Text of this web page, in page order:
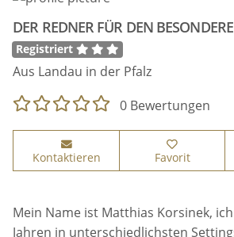
DER REDNER FÜR DEN
Registriert
Aus Landau in der Pfalz
0 Bewertungen
Kontaktieren Favorit
Mein Name ist Matthias Korsinek,
Jahren in unterschiedlichsten